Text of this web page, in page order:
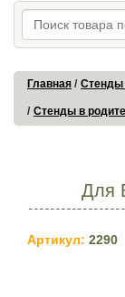
Главная Стенды
Стенды в
Для
Артикул: 2290